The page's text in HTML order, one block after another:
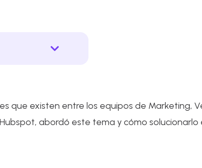
que existen entre los equipos de Marketing,
abordó este tema y cómo solucionarlo